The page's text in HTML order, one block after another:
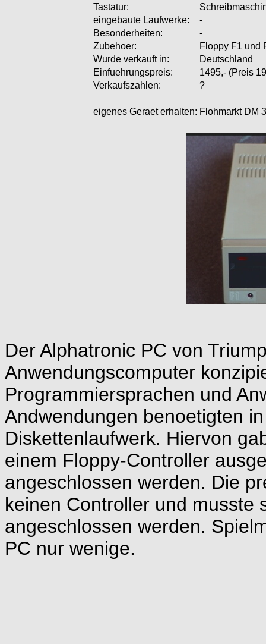
Tastatur:
eingebaute Laufwerke:
-
Besonderheiten:
-
Zubehoer:
Floppy F1 und
Wurde verkauft in:
Deutschland
Einfuehrungspreis:
1495,- (Preis
Verkaufszahlen:
?
eigenes Geraet erhalten: Flohmarkt DM
Der Alphatronic PC von
Anwendungscomputer
Programmiersprachen und
Andwendungen benoetigten
Diskettenlaufwerk. Hiervon
einem Floppy-Controller
angeschlossen werden. Die
keinen Controller und musste
angeschlossen werden.
PC nur wenige.